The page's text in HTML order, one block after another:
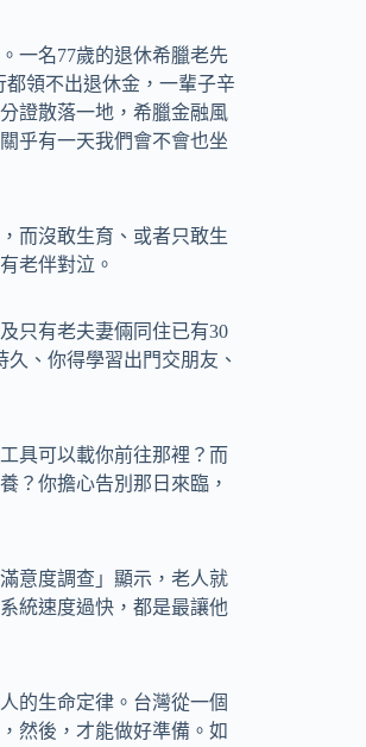
一名77歲的退休希臘老先
都領不出退休金，一輩子辛
證散落一地，希臘金融風
乎有一天我們會不會也坐
而沒敢生育、或者只敢生
老伴對泣。
只有老夫妻倆同住已有30
、你得學習出門交朋友、
具可以載你前往那裡？而
？你擔心告別那日來臨，
意度調查」顯示，老人就
統速度過快，都是最讓他
的生命定律。台灣從一個
然後，才能做好準備。如